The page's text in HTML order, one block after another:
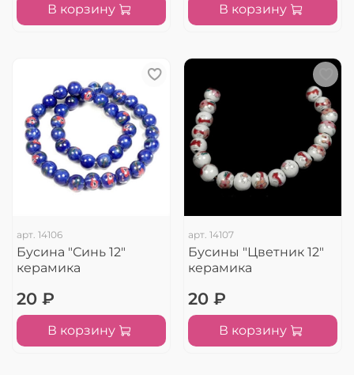
В корзину В корзину
арт. 14106
Бусина "Синь 12"
керамика
20 ₽
В корзину
арт. 14107
Бусины "Цветник 12"
керамика
20 ₽
В корзину